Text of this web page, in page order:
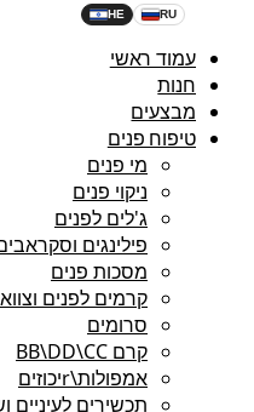
HE RU
עמוד ראשי
חנות
מבצעים
טיפוח פנים
מי פנים
ניקוי פנים
ג'לים לפנים
פילינגים
מסכות פנים
קרמים לפנים
סרומים
קרם BB\DD\CC
אמפולות\rיכוזים
תכשירים לעיניים